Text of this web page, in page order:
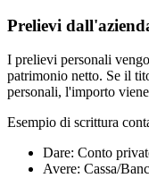
Prelievi
I prelievi personali
patrimonio netto. Se il
personali, l'importo
Esempio di scrittura
Dare: Conto
Avere: Cassa/